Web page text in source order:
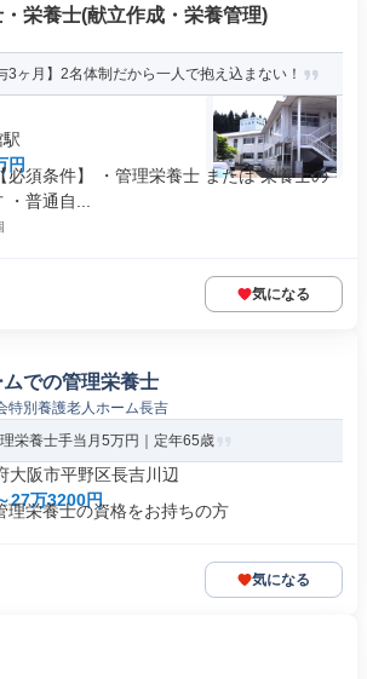
栄養士(献立作成・栄養管理)
3ヶ月】2名体制だから一人で抱え込まない！
円
必須条件】 ・管理栄養士 または 栄養士の
普通自...
気になる
での管理栄養士
特別養護老人ホーム長吉
栄養士手当月5万円｜定年65歳
大阪市平野区長吉川辺
27万3200円
理栄養士の資格をお持ちの方
気になる